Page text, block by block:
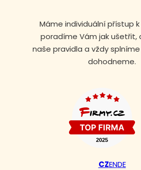
Máme individuální přístup k
poradíme Vám jak ušetřit,
naše pravidla a vždy
dohodneme.
CZENDE